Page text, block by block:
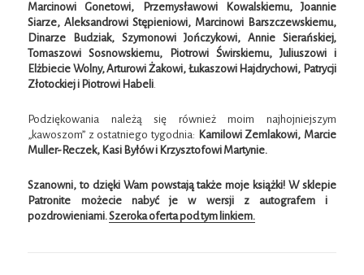
Marcinowi Gonetowi, Przemysławowi Kowalskiemu, Joannie
Siarze, Aleksandrowi Stępieniowi, Marcinowi Barszczewskiemu,
Dinarze Budziak, Szymonowi Jończykowi, Annie Sierańskiej,
Tomaszowi Sosnowskiemu, Piotrowi Świrskiemu, Juliuszowi i
Elżbiecie Wolny, Arturowi Żakowi, Łukaszowi Hajdrychowi, Patrycji
Złotockiej i Piotrowi Habeli.
Podziękowania należą się również moim najhojniejszym
„kawoszom” z ostatniego tygodnia: Kamilowi Zemlakowi, Marcie
Muller-Reczek, Kasi Byłów i Krzysztofowi Martynie.
Szanowni, to dzięki Wam powstają także moje książki! Wsklepie
Patronite możecie nabyć je w wersji z autografem i
pozdrowieniami.Szeroka oferta pod tym linkiem.